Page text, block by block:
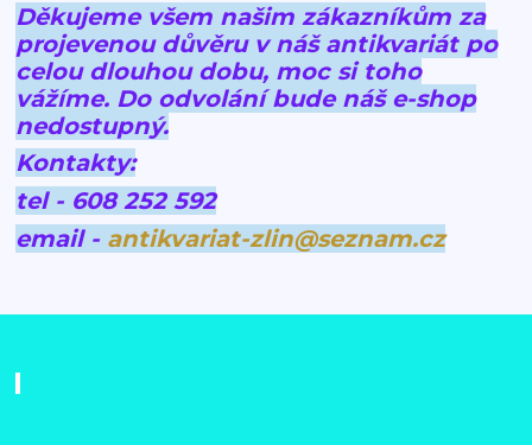
Děkujeme všem našim zákazníkům za
projevenou důvěru v náš antikvariát po
celou dlouhou dobu, moc si toho
vážíme. Do odvolání bude náš e-shop
nedostupný.
Kontakty:
tel - 608 252 592
email - antikvariat-zlin@seznam.cz